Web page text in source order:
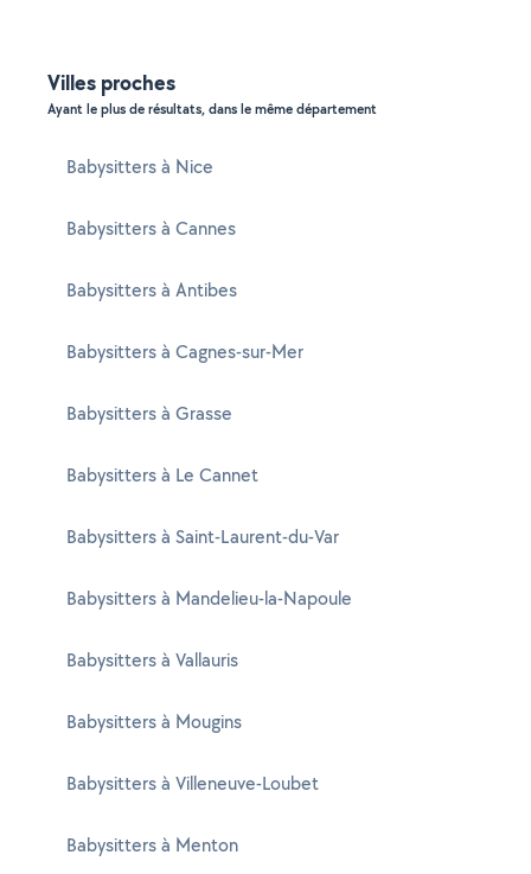
Villes proches
Ayant le plus de résultats, dans le même département
Babysitters à Nice
Babysitters à Cannes
Babysitters à Antibes
Babysitters à Cagnes-sur-Mer
Babysitters à Grasse
Babysitters à Le Cannet
Babysitters à Saint-Laurent-du-Var
Babysitters à Mandelieu-la-Napoule
Babysitters à Vallauris
Babysitters à Mougins
Babysitters à Villeneuve-Loubet
Babysitters à Menton